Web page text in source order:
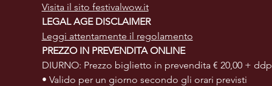
Visita il sito festivalwow.it
LEGAL AGE DISCLAIMER
Leggi attentamente il regolamento
PREZZO IN PREVENDITA ONLINE
DIURNO: Prezzo biglietto in prevendita € 20,00 + ddp
• Valido per un giorno secondo gli orari previsti